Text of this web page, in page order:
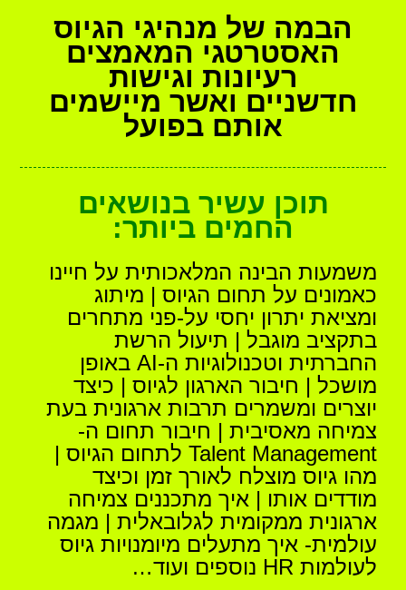
הבמה של מנהיגי הגיוס
האסטרטגי המאמצים
רעיונות וגישות
חדשניים ואשר מיישמים
אותם בפועל
תוכן עשיר בנושאים
החמים ביותר:
משמעות הבינה המלאכותית על חיינו
כאמונים על תחום הגיוס | מיתוג
ומציאת יתרון יחסי על-פני מתחרים
בתקציב מוגבל | תיעול הרשת
החברתית וטכנולוגיות ה-AI באופן
מושכל | חיבור הארגון לגיוס | כיצד
יוצרים ומשמרים תרבות ארגונית בעת
צמיחה מאסיבית | חיבור תחום ה-
Talent Management לתחום הגיוס |
מהו גיוס מוצלח לאורך זמן וכיצד
מודדים אותו | איך מתכננים צמיחה
ארגונית ממקומית לגלובאלית | מגמה
עולמית- איך מתעלים מיומנויות גיוס
לעולמות HR נוספים ועוד…